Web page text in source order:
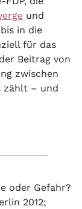
und
in die
für das
Beitrag von
zwischen
zählt – und
oder Gefahr?
2012;